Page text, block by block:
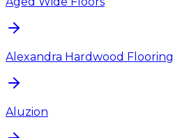
Alexandra Hardwood Flooring
Aluzion